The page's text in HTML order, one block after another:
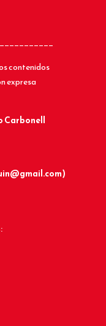
contenidos
expresa
Carbonell